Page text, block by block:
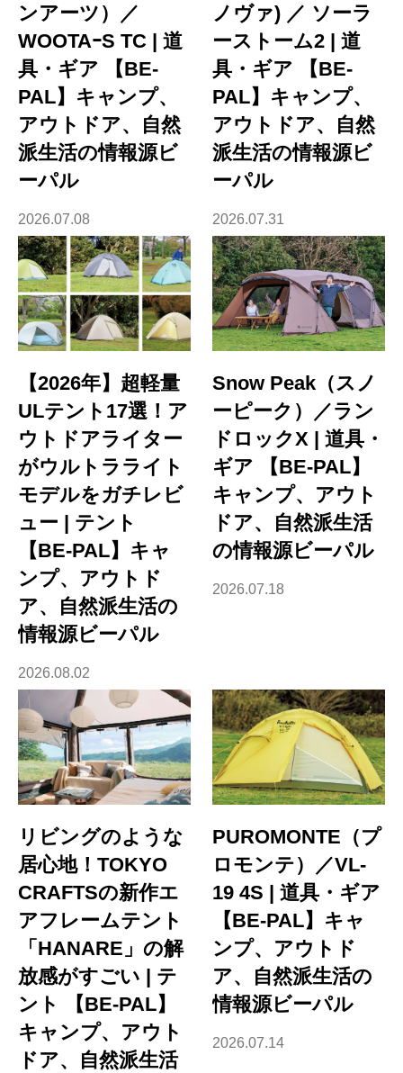
ンアーツ）／
WOOTAｰS TC | 道
具・ギア 【BE-
PAL】キャンプ、
アウトドア、自然
派生活の情報源ビ
ーパル
2026.07.08
ノヴァ) ／ ソーラ
ーストーム2 | 道
具・ギア 【BE-
PAL】キャンプ、
アウトドア、自然
派生活の情報源ビ
ーパル
2026.07.31
【2026年】超軽量
ULテント17選！ア
ウトドアライター
がウルトラライト
モデルをガチレビ
ュー | テント
【BE-PAL】キャ
ンプ、アウトド
ア、自然派生活の
情報源ビーパル
2026.08.02
Snow Peak（スノ
ーピーク）／ラン
ドロックX | 道具・
ギア 【BE-PAL】
キャンプ、アウト
ドア、自然派生活
の情報源ビーパル
2026.07.18
リビングのような
居心地！TOKYO
CRAFTSの新作エ
アフレームテント
「HANARE」の解
放感がすごい | テ
ント 【BE-PAL】
キャンプ、アウト
ドア、自然派生活
PUROMONTE（プ
ロモンテ）／VL-
19 4S | 道具・ギア
【BE-PAL】キャ
ンプ、アウトド
ア、自然派生活の
情報源ビーパル
2026.07.14